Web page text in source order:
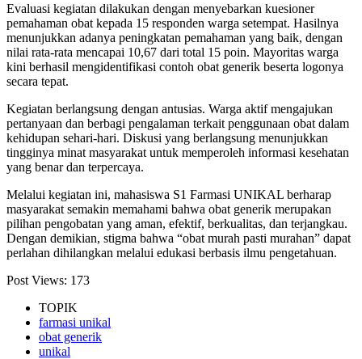
Evaluasi kegiatan dilakukan dengan menyebarkan kuesioner
pemahaman obat kepada 15 responden warga setempat. Hasilnya
menunjukkan adanya peningkatan pemahaman yang baik, dengan
nilai rata-rata mencapai 10,67 dari total 15 poin. Mayoritas warga
kini berhasil mengidentifikasi contoh obat generik beserta logonya
secara tepat.
Kegiatan berlangsung dengan antusias. Warga aktif mengajukan
pertanyaan dan berbagi pengalaman terkait penggunaan obat dalam
kehidupan sehari-hari. Diskusi yang berlangsung menunjukkan
tingginya minat masyarakat untuk memperoleh informasi kesehatan
yang benar dan terpercaya.
Melalui kegiatan ini, mahasiswa S1 Farmasi UNIKAL berharap
masyarakat semakin memahami bahwa obat generik merupakan
pilihan pengobatan yang aman, efektif, berkualitas, dan terjangkau.
Dengan demikian, stigma bahwa “obat murah pasti murahan” dapat
perlahan dihilangkan melalui edukasi berbasis ilmu pengetahuan.
Post Views: 173
TOPIK
farmasi unikal
obat generik
unikal